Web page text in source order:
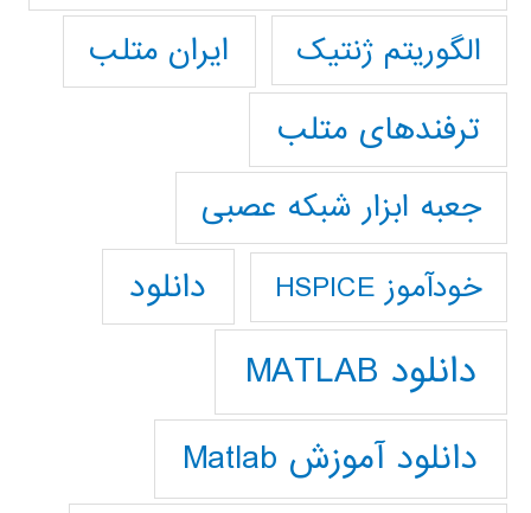
الگوریتم ژنتیک
ایران متلب
ترفندهای متلب
جعبه ابزار شبکه عصبی
خودآموز HSPICE دانلود
دانلود MATLAB
دانلود آموزش Matlab